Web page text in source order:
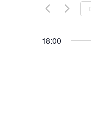
i
wg
Wydarzenia.
18:00